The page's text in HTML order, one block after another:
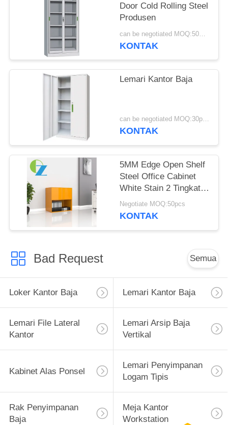
Door Cold Rolling Steel
Produsen
can be negotiated MOQ:50PCS
KONTAK
Lemari Kantor Baja
can be negotiated MOQ:30pcs
KONTAK
5MM Edge Open Shelf
Steel Office Cabinet
White Stain 2 Tingkat
Kabinet bawah terbuka
Negotiate MOQ:50pcs
KONTAK
Bad Request Semua
Loker Kantor Baja Lemari Kantor Baja
Lemari File Lateral
Kantor
Lemari Arsip Baja
Vertikal
Kabinet Alas Ponsel
Lemari Penyimpanan
Logam Tipis
Rak Penyimpanan
Baja
Meja Kantor
Workstation